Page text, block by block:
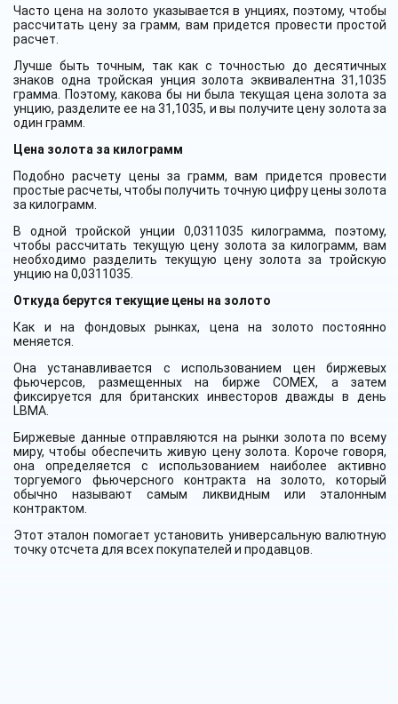
Часто цена на золото указывается в унциях, поэтому, чтобы
рассчитать цену за грамм, вам придется провести простой
расчет.
Лучше быть точным, так как с точностью до десятичных
знаков одна тройская унция золота эквивалентна 31,1035
грамма. Поэтому, какова бы ни была текущая цена золота за
унцию, разделите ее на 31,1035, и вы получите цену золота за
один грамм.
Цена золота за килограмм
Подобно расчету цены за грамм, вам придется провести
простые расчеты, чтобы получить точную цифру цены золота
за килограмм.
В одной тройской унции 0,0311035 килограмма, поэтому,
чтобы рассчитать текущую цену золота за килограмм, вам
необходимо разделить текущую цену золота за тройскую
унцию на 0,0311035.
Откуда берутся текущие цены на золото
Как и на фондовых рынках, цена на золото постоянно
меняется.
Она устанавливается с использованием цен биржевых
фьючерсов, размещенных на бирже COMEX, а затем
фиксируется для британских инвесторов дважды в день
LBMA.
Биржевые данные отправляются на рынки золота по всему
миру, чтобы обеспечить живую цену золота. Короче говоря,
она определяется с использованием наиболее активно
торгуемого фьючерсного контракта на золото, который
обычно называют самым ликвидным или эталонным
контрактом.
Этот эталон помогает установить универсальную валютную
точку отсчета для всех покупателей и продавцов.